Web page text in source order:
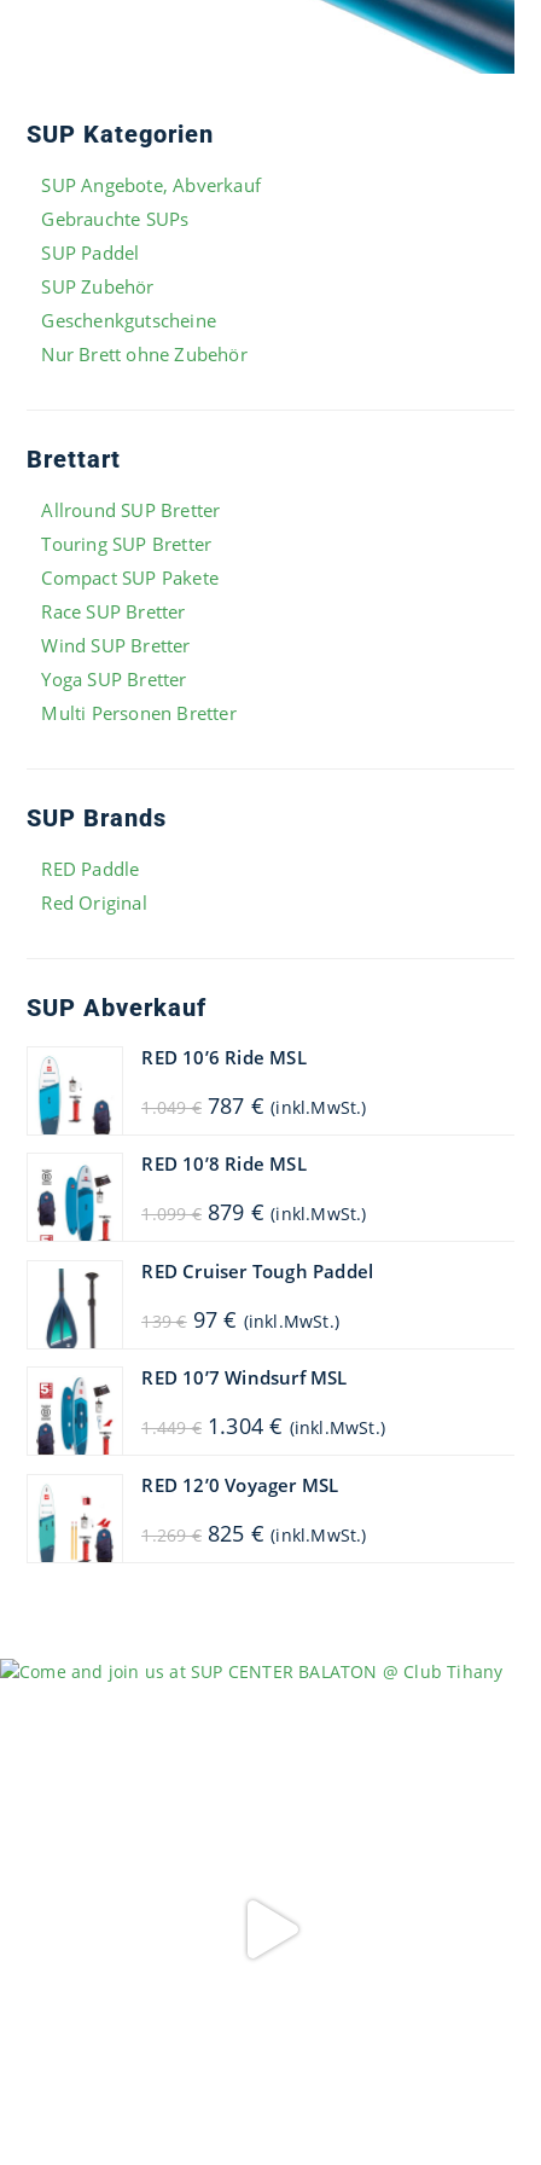
SUP Kategorien
SUP Angebote, Abverkauf
Gebrauchte SUPs
SUP Paddel
SUP Zubehör
Geschenkgutscheine
Nur Brett ohne Zubehör
Brettart
Allround SUP Bretter
Touring SUP Bretter
Compact SUP Pakete
Race SUP Bretter
Wind SUP Bretter
Yoga SUP Bretter
Multi Personen Bretter
SUP Brands
RED Paddle
Red Original
SUP Abverkauf
RED 10’6 Ride MSL
1.049€ Ursprünglicher
Preis
1.049 €
787 € Aktueller
Preis
(inkl.MwSt.)
RED 10’8 Ride MSL
1.099€ Ursprünglicher
Preis
1.099 €
879 € Aktueller
Preis
879 €.
(inkl.MwSt.)
RED Cruiser Tough Paddel
139€ Ursprünglicher
Preis
97€ Aktueller
Preis
97 €.
(inkl.MwSt.)
RED 10’7 Windsurf MSL
1.449€ Ursprünglicher
Preis
1.304€ Aktueller
Preis
(inkl.MwSt.)
RED 12’0 Voyager MSL
1.269€ Ursprünglicher
Preis
825 € Aktueller
Preis
(inkl.MwSt.)